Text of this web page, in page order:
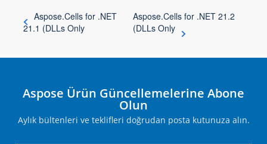
Aspose.Cells for .NET
21.1 (DLLs Only
Aspose.Cells for .NET 21.2
(DLLs Only
Aspose Ürün Güncellemelerine Abone
Olun
Aylık bültenleri ve teklifleri doğrudan posta kutunuza alın.